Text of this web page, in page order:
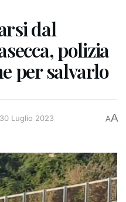
dal
polizia
per salvarlo
30 Luglio 2023 AA